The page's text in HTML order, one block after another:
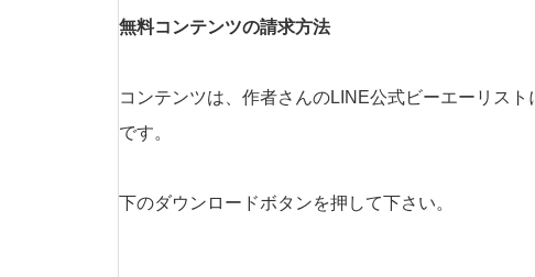
無料コンテンツの請求方法
コンテンツは、作者さんのLINE公式ビーエーリス
です。
下のダウンロードボタンを押して下さい。